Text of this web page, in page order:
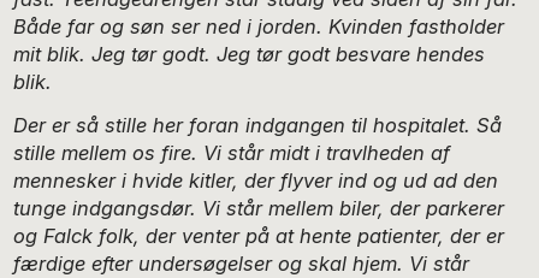
Både far og søn ser ned i jorden. Kvinden fastholder
mit blik. Jeg tør godt. Jeg tør godt besvare hendes
blik.
Der er så stille her foran indgangen til hospitalet. Så
stille mellem os fire. Vi står midt i travlheden af
mennesker i hvide kitler, der flyver ind og ud ad den
tunge indgangsdør. Vi står mellem biler, der parkerer
og Falck folk, der venter på at hente patienter, der er
færdige efter undersøgelser og skal hjem. Vi står